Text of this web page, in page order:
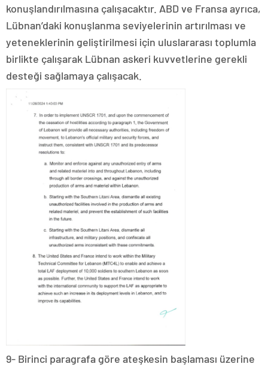
konuşlandırılmasına çalışacaktır. ABD ve Fransa ayrıca,
Lübnan’daki konuşlanma seviyelerinin artırılması ve
yeteneklerinin geliştirilmesi için uluslararası toplumla
birlikte çalışarak Lübnan askeri kuvvetlerine gerekli
desteği sağlamaya çalışacak.
9- Birinci paragrafa göre ateşkesin başlaması üzerine